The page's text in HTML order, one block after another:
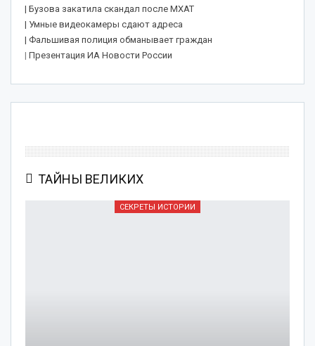
| Бузова закатила скандал после МХАТ
| Умные видеокамеры сдают адреса
| Фальшивая полиция обманывает граждан
| Презентация ИА Новости России
ТАЙНЫ ВЕЛИКИХ
СЕКРЕТЫ ИСТОРИИ